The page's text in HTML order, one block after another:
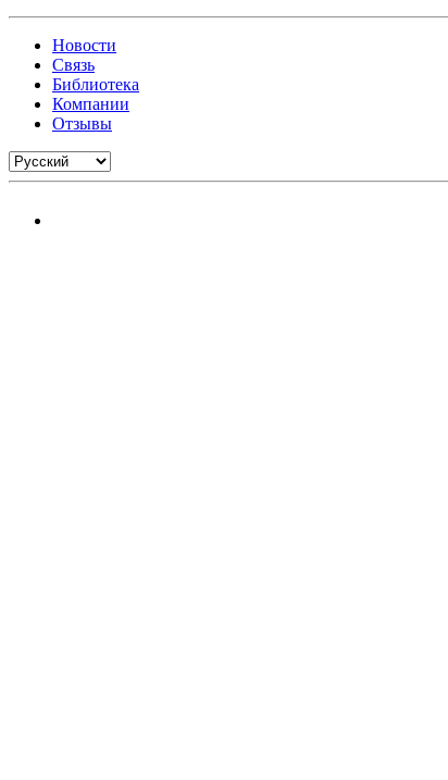
Новости
Связь
Библиотека
Компании
Отзывы